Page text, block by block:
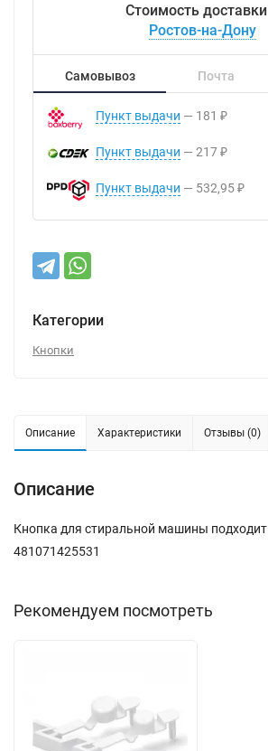
Стоимость
Ростов-на-Дону
Самовывоз Почта
Пункт выдачи 181 ₽
Пункт выдачи 217 ₽
Пункт выдачи 532,95 ₽
Категории
Кнопки
Описание Характеристики Отзывы (0)
Описание
Кнопка для стиральной машины подходит
481071425531
Рекомендуем посмотреть